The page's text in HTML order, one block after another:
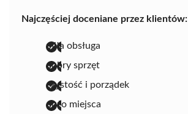
Najczęściej doceniane przez klientów:
miła obsługa
dobry sprzęt
czystość i porządek
dużo miejsca